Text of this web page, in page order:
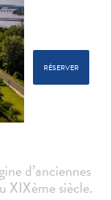
RÉSERVER
d’anciennes
XIXème siècle.